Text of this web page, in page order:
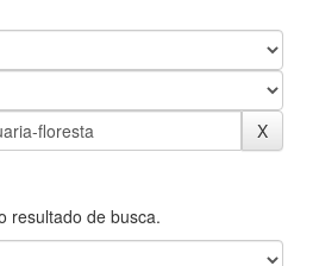
resultado de busca.